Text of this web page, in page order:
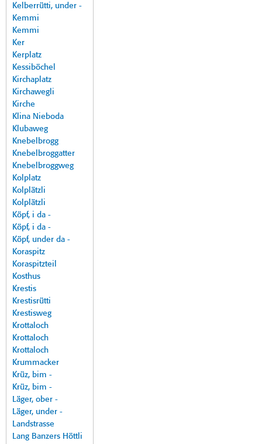
Kelberrütti, under -
Kemmi
Kemmi
Ker
Kerplatz
Kessiböchel
Kirchaplatz
Kirchawegli
Kirche
Klina Nieboda
Klubaweg
Knebelbrogg
Knebelbroggatter
Knebelbroggweg
Kolplatz
Kolplätzli
Kolplätzli
Köpf, i da -
Köpf, i da -
Köpf, under da -
Koraspitz
Koraspitzteil
Kosthus
Krestis
Krestisrütti
Krestisweg
Krottaloch
Krottaloch
Krottaloch
Krummacker
Krüz, bim -
Krüz, bim -
Läger, ober -
Läger, under -
Landstrasse
Lang Banzers Höttli